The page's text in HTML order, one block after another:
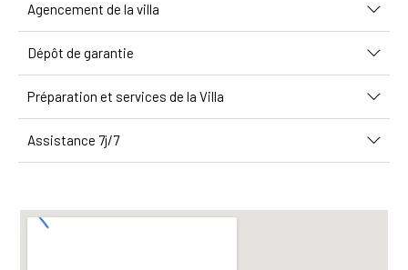
Agencement de la villa
Dépôt de garantie
Préparation et services de la Villa
Assistance 7j/7